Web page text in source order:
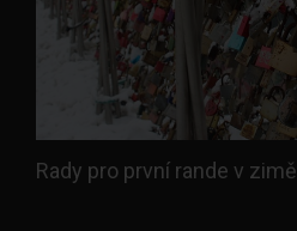
Rady pro první rande v zimě